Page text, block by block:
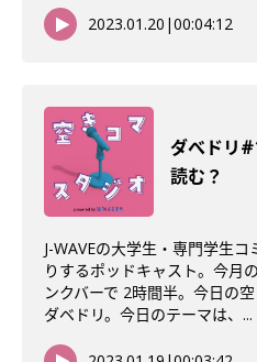
2023.01.20 |00:04:12
ダべドリ
読む？
J-WAVEの大学生・専門学生
りするポッドキャスト。今月
ンクバーで 2時間半。今日の
ダベドリ。今日のテーマは、...